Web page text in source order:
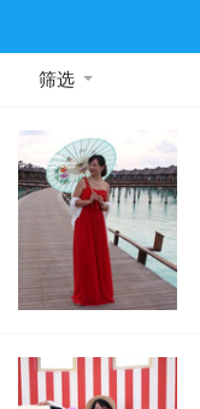
筛选